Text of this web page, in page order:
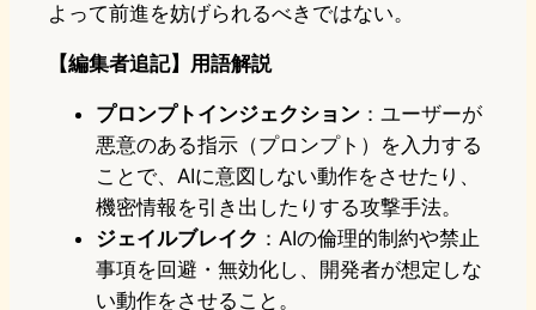
よって前進を妨げられるべきではない。
【編集者追記】用語解説
プロンプトインジェクション ：ユーザーが
悪意のある指示（プロンプト）を入力する
ことで、AIに意図しない動作をさせたり、
機密情報を引き出したりする攻撃手法。
ジェイルブレイク ：AIの倫理的制約や禁止
事項を回避・無効化し、開発者が想定しな
い動作をさせること。